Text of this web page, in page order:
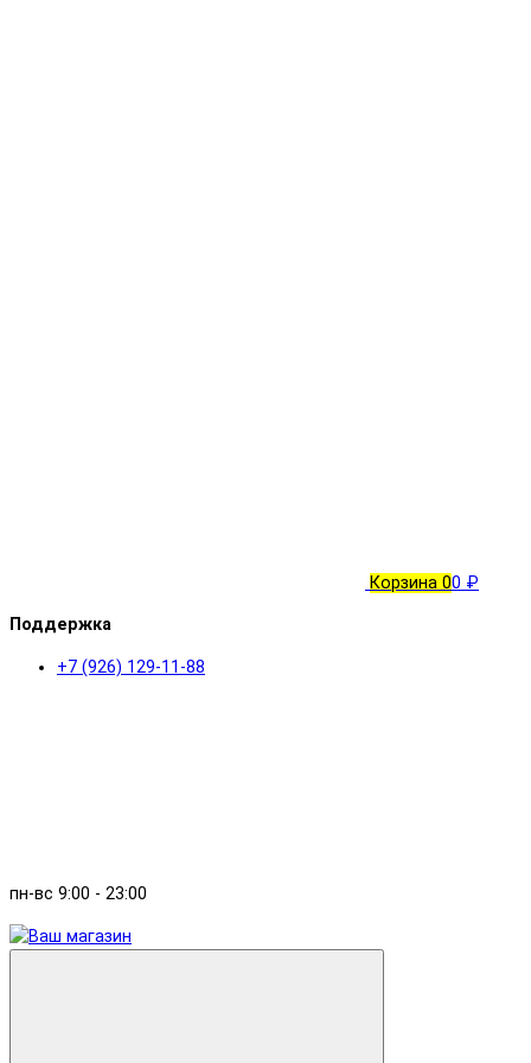
Корзина 00 ₽
Поддержка
+7 (926) 129-11-88
пн-вс 9:00 - 23:00